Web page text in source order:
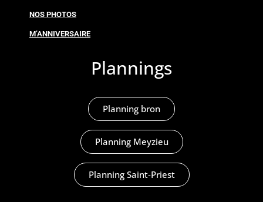
NOS PHOTOS
M’ANNIVERSAIRE
Plannings
Planning bron
Planning Meyzieu
Planning Saint-Priest